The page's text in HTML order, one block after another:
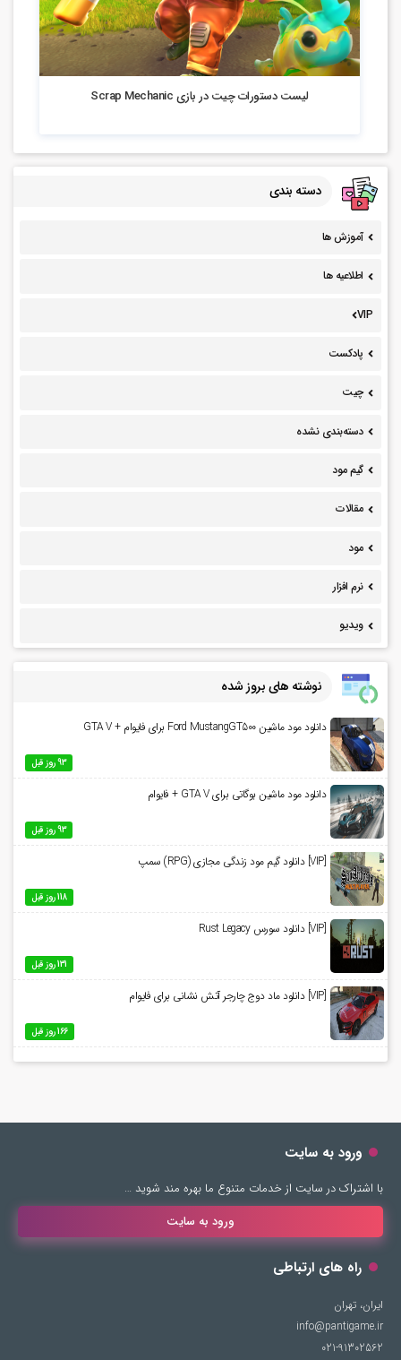
لیست دستورات چیت در بازی Scrap Mechanic
دسته بندی
آموزش ها
اطلاعیه ها
VIP
پادکست
چیت
دسته‌بندی نشده
گیم مود
مقالات
مود
نرم افزار
ویدیو
نوشته های بروز شده
دانلود مود ماشین Ford MustangGT500 برای فایوام + GTA V
93 روز قبل
دانلود مود ماشین بوگاتی برای GTA V + فایوام
93 روز قبل
[VIP] دانلود گیم مود زندگی مجازی (RPG) سمپ
118 روز قبل
[VIP] دانلود سورس Rust Legacy
131 روز قبل
[VIP] دانلود ماد دوج چارجر آتش نشانی برای فایوام
166 روز قبل
ورود به سایت
با اشتراک در سایت از خدمات متنوع ما بهره مند شوید …
ورود به سایت
راه های ارتباطی
ایران، تهران
info@pantigame.ir
021-91302562